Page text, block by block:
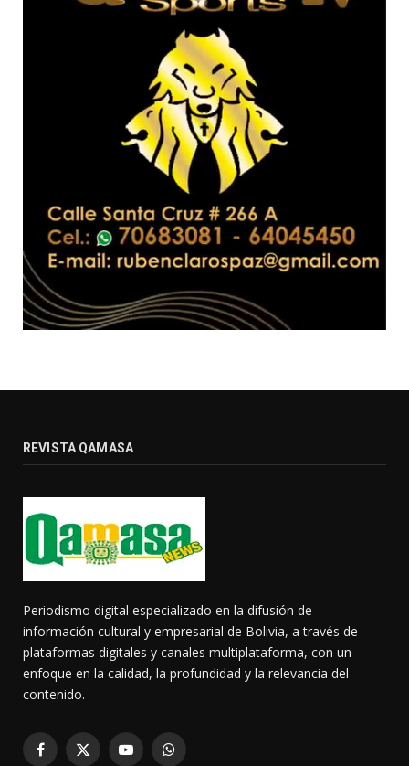
REVISTA QAMASA
Periodismo digital especializado en la difusión de
información cultural y empresarial de Bolivia, a través de
plataformas digitales y canales multiplataforma, con un
enfoque en la calidad, la profundidad y la relevancia del
contenido.
Facebook
X
YouTubeWhatsApp